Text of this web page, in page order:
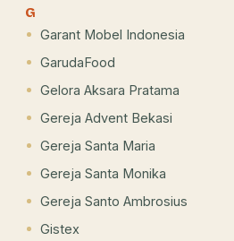
G
Garant Mobel Indonesia
GarudaFood
Gelora Aksara Pratama
Gereja Advent Bekasi
Gereja Santa Maria
Gereja Santa Monika
Gereja Santo Ambrosius
Gistex